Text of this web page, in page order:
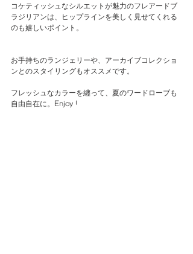
コケティッシュなシルエットが魅力のフレアードブ
ラジリアンは、ヒップラインを美しく見せてくれる
のも嬉しいポイント。
お手持ちのランジェリーや、アーカイブコレクショ
ンとのスタイリングもオススメです。
フレッシュなカラーを纏って、夏のワードローブも
自由自在に。 Enjoy !